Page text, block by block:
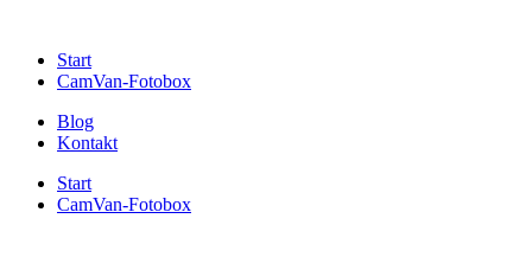
Start
CamVan-Fotobox
Blog
Kontakt
Start
CamVan-Fotobox